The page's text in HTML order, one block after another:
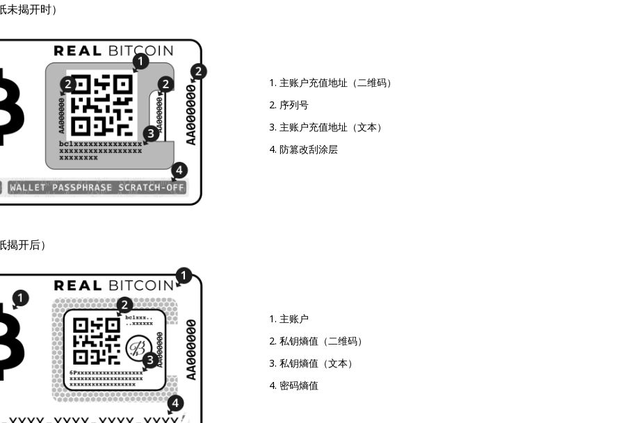
揭开时）
主账户充值地址（二维码）
序列号
主账户充值地址（文本）
防篡改刮涂层
开后）
主账户
私钥熵值（二维码）
私钥熵值（文本）
密码熵值